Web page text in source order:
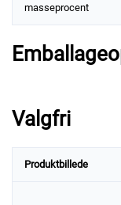
masseprocent
Valgfri
Produktbillede